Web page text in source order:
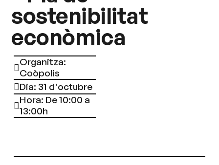
sostenibilitat
econòmica
Organitza:
Coòpolis
Dia: 31 d'octubre
Hora: De 10:00 a
13:00h